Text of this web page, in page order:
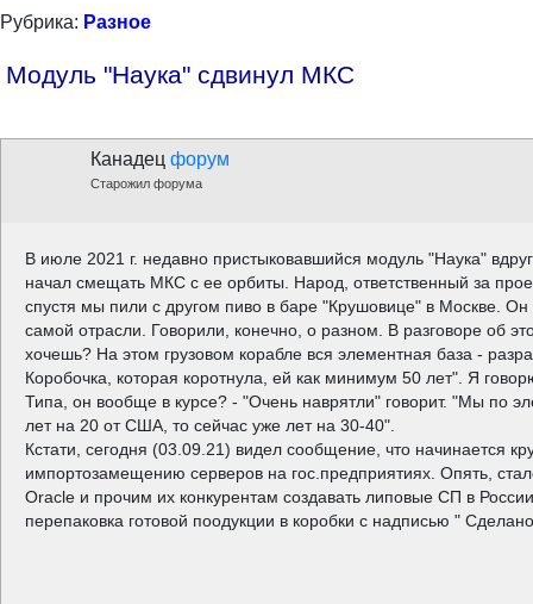
Рубрика: Разное
Модуль "Наука" сдвинул МКС
Канадец форум
Старожил форума
В июле 2021 г. недавно пристыковавшийся модуль "Наука"
начал смещать МКС с ее орбиты. Народ, ответственный за
спустя мы пили с другом пиво в баре "Крушовице" в Москве.
самой отрасли. Говорили, конечно, о разном. В разговоре об
хочешь? На этом грузовом корабле вся элементная база -
Коробочка, которая коротнула, ей как минимум 50 лет". Я
Типа, он вообще в курсе? - "Очень наврятли" говорит. "Мы по
лет на 20 от США, то сейчас уже лет на 30-40".
Кстати, сегодня (03.09.21) видел сообщение, что начинается
импортозамещению серверов на гос.предприятиях. Опять,
Oracle и прочим их конкурентам создавать липовые СП в
перепаковка готовой поодукции в коробки с надписью "